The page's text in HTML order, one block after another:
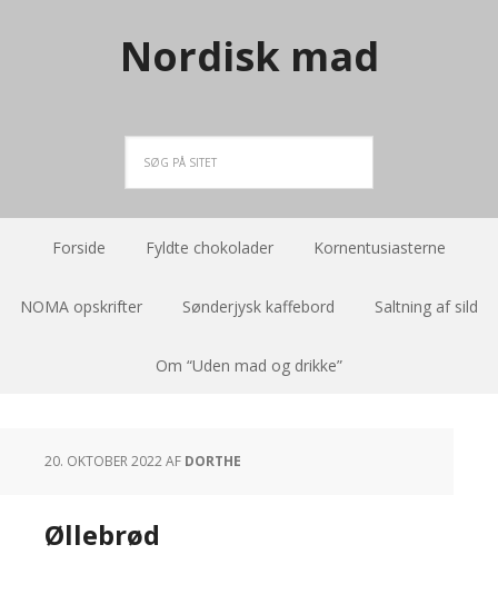
Nordisk mad
Forside Fyldte chokolader Kornentusiasterne
NOMA opskrifter Sønderjysk kaffebord Saltning af sild
Om “Uden mad og drikke”
20. OKTOBER 2022AF DORTHE
Øllebrød